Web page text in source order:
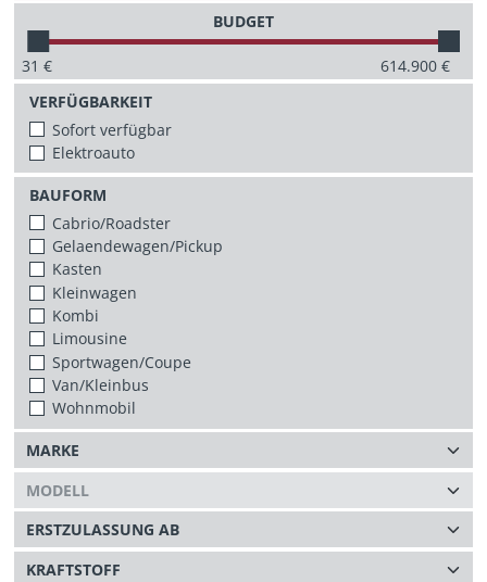
BUDGET
31 € 614.900€
VERFÜGBARKEIT
Sofort verfügbar
Elektroauto
BAUFORM
Cabrio/Roadster
Gelaendewagen/Pickup
Kasten
Kleinwagen
Kombi
Limousine
Sportwagen/Coupe
Van/Kleinbus
Wohnmobil